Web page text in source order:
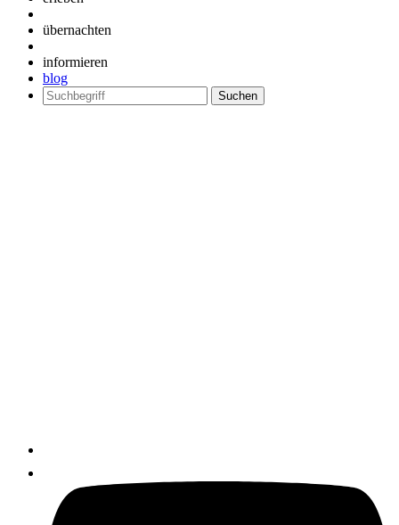
übernachten
informieren
blog
Suchen
nach: